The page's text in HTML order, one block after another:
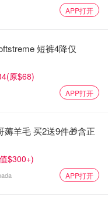
APP打开
短裤4降仅
原$68)
APP打开
薅羊毛 买2送9件🎁含正
$300+)
APP打开